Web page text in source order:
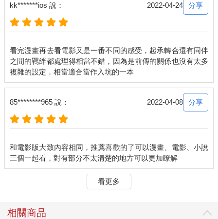
kk*******ios 說： 2022-04-24 分享
看完漫畫再去看電影又是一番不同的感受，起承轉合還有同伴
之間的羈絆都處理得相當不錯，因為是前傳的關係也沒有太多
85********965 說： 2022-04-08 分享
和電影版大致內容相同，推薦喜歡的了可以漫畫、電影、小說
三個一起看，對有部分不太清楚的地方可以更加瞭解
看更多
相關商品